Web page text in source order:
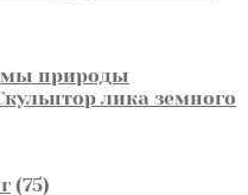
природы
лика земного
7575